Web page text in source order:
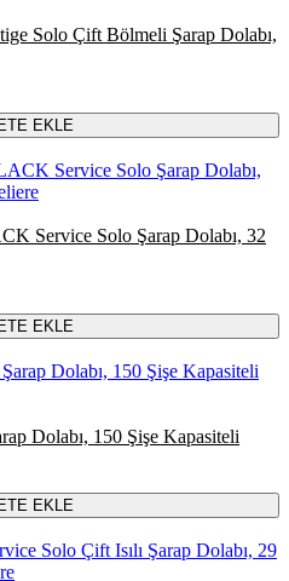
Solo Çift Bölmeli Şarap Dolabı,
EKLE
Service Solo Şarap Dolabı, 32
EKLE
Dolabı, 150 Şişe Kapasiteli
EKLE